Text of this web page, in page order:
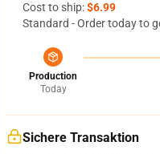
Cost to ship:$6.99
Standard - Order today to
Production
Today
Sichere Transaktion